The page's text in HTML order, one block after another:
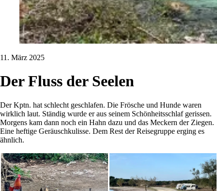
11. März 2025
Der Fluss der Seelen
Der Kptn. hat schlecht geschlafen. Die Frösche und Hunde waren
wirklich laut. Ständig wurde er aus seinem Schönheitsschlaf gerissen.
Morgens kam dann noch ein Hahn dazu und das Meckern der Ziegen.
Eine heftige Geräuschkulisse. Dem Rest der Reisegruppe erging es
ähnlich.